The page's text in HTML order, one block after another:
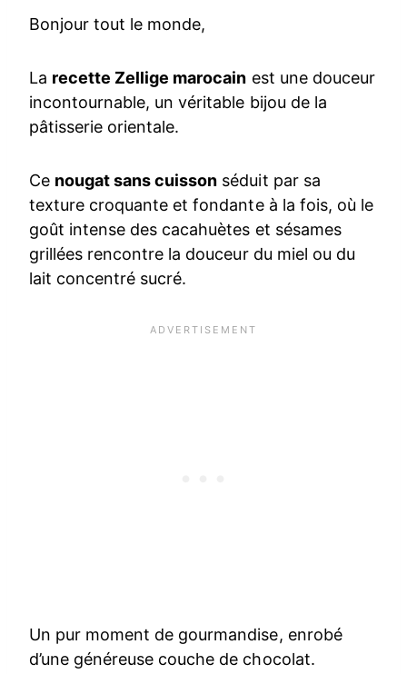
Bonjour tout le monde,
La recette Zellige marocain est une douceur
incontournable, un véritable bijou de la
pâtisserie orientale.
Ce nougat sans cuisson séduit par sa
texture croquante et fondante à la fois, où le
goût intense des cacahuètes et sésames
grillées rencontre la douceur du miel ou du
lait concentré sucré.
Un pur moment de gourmandise, enrobé
d’une généreuse couche de chocolat.